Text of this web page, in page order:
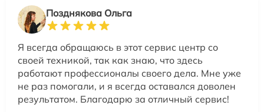
Позднякова Ольга
Я всегда обращаюсь в этот сервис центр со
своей техникой, так как знаю, что здесь
работают профессионалы своего дела. Мне уже
не раз помогали, и я всегда оставался доволен
результатом. Благодарю за отличный сервис!